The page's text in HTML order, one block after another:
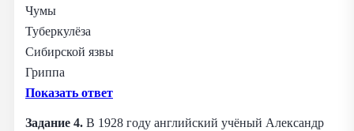
Чумы
Туберкулёза
Сибирской язвы
Гриппа
Показать ответ
Задание 4. В 1928 году английский учёный Александр